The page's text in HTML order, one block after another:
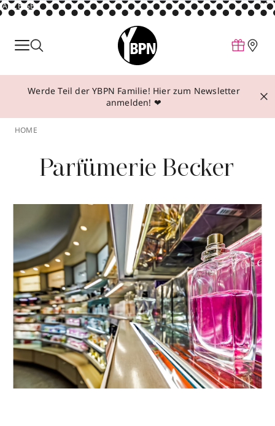
ANZEIGE
Parfum
Make-up
Behandlungen
Über YBPN
Aktionen
Storefinder
Werde Teil der YBPN Familie! Hier zum Newsletter
anmelden! ❤
HOME
Parfümerie Becker